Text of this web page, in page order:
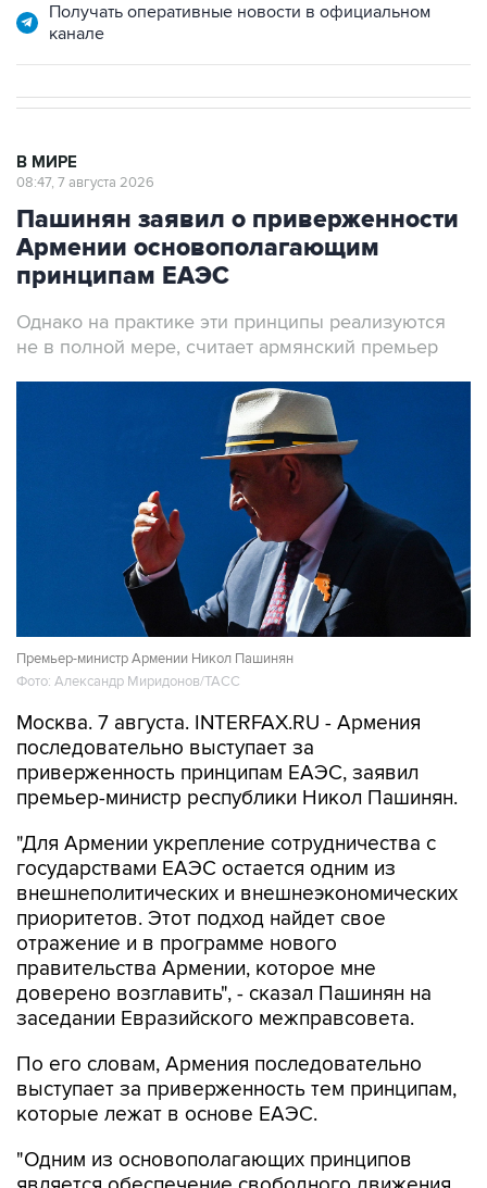
Получать оперативные новости в официальном
канале
В МИРЕ
08:47, 7 августа 2026
Пашинян заявил о приверженности
Армении основополагающим
принципам ЕАЭС
Однако на практике эти принципы реализуются
не в полной мере, считает армянский премьер
Премьер-министр Армении Никол Пашинян
Фото: Александр Миридонов/ТАСС
Москва. 7 августа. INTERFAX.RU - Армения
последовательно выступает за
приверженность принципам ЕАЭС, заявил
премьер-министр республики Никол Пашинян.
"Для Армении укрепление сотрудничества с
государствами ЕАЭС остается одним из
внешнеполитических и внешнеэкономических
приоритетов. Этот подход найдет свое
отражение и в программе нового
правительства Армении, которое мне
доверено возглавить", - сказал Пашинян на
заседании Евразийского межправсовета.
По его словам, Армения последовательно
выступает за приверженность тем принципам,
которые лежат в основе ЕАЭС.
"Одним из основополагающих принципов